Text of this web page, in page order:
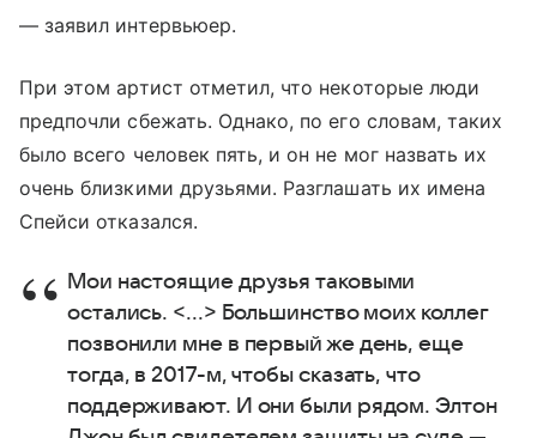
— заявил интервьюер.
При этом артист отметил, что некоторые люди
предпочли сбежать. Однако, по его словам, таких
было всего человек пять, и он не мог назвать их
очень близкими друзьями. Разглашать их имена
Спейси отказался.
Мои настоящие друзья таковыми
остались. <...> Большинство моих коллег
позвонили мне в первый же день, еще
тогда, в 2017-м, чтобы сказать, что
поддерживают. И они были рядом. Элтон